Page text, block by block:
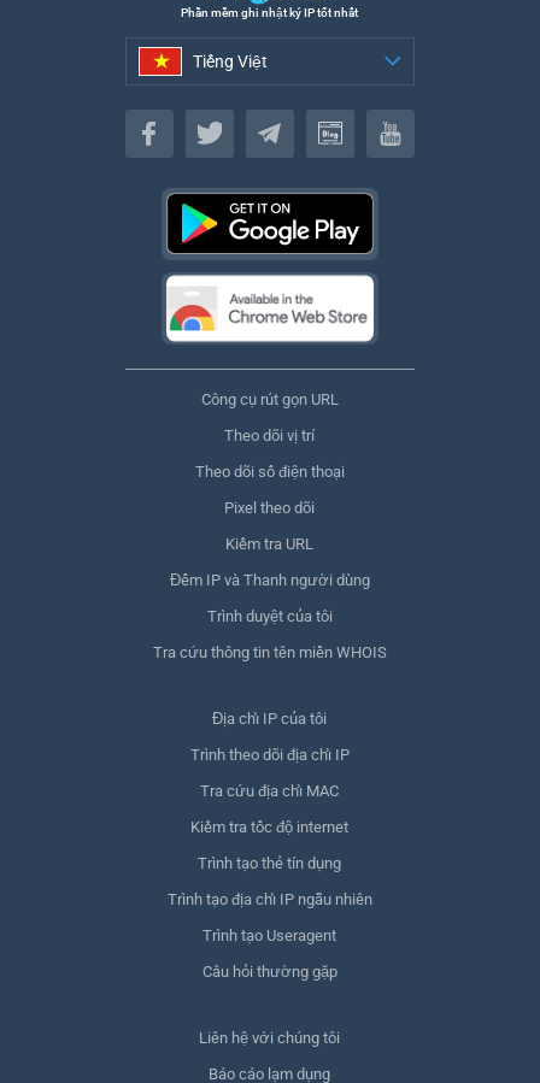
Phần mềm ghi nhật ký IP tốt nhất
Tiếng Việt
Tiếng Việt
Công cụ rút gọn URL
Theo dõi vị trí
Theo dõi số điện thoại
Pixel theo dõi
Kiểm tra URL
Đếm IP và Thanh người dùng
Trình duyệt của tôi
Tra cứu thông tin tên miền WHOIS
Địa chỉ IP của tôi
Trình theo dõi địa chỉ IP
Tra cứu địa chỉ MAC
Kiểm tra tốc độ internet
Trình tạo thẻ tín dụng
Trình tạo địa chỉ IP ngẫu nhiên
Trình tạo Useragent
Câu hỏi thường gặp
Liên hệ với chúng tôi
Báo cáo lạm dụng